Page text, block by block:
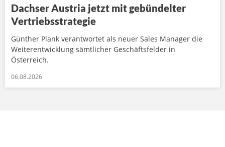
Dachser Austria jetzt mit gebündelter
Vertriebsstrategie
Günther Plank verantwortet als neuer Sales Manager die
Weiterentwicklung sämtlicher Geschäftsfelder in
Österreich.
06.08.2026